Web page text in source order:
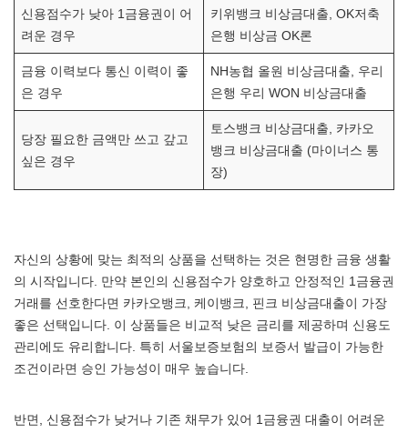
신용점수가 낮아 1금융권이 어
려운 경우
키위뱅크 비상금대출, OK저축
은행 비상금 OK론
금융 이력보다 통신 이력이 좋
은 경우
NH농협 올원 비상금대출, 우리
은행 우리 WON 비상금대출
당장 필요한 금액만 쓰고 갚고
싶은 경우
토스뱅크 비상금대출, 카카오
뱅크 비상금대출 (마이너스 통
장)
자신의 상황에 맞는 최적의 상품을 선택하는 것은 현명한 금융 생활
의 시작입니다. 만약 본인의 신용점수가 양호하고 안정적인 1금융권
거래를 선호한다면 카카오뱅크, 케이뱅크, 핀크 비상금대출이 가장
좋은 선택입니다. 이 상품들은 비교적 낮은 금리를 제공하며 신용도
관리에도 유리합니다. 특히 서울보증보험의 보증서 발급이 가능한
조건이라면 승인 가능성이 매우 높습니다.
반면, 신용점수가 낮거나 기존 채무가 있어 1금융권 대출이 어려운